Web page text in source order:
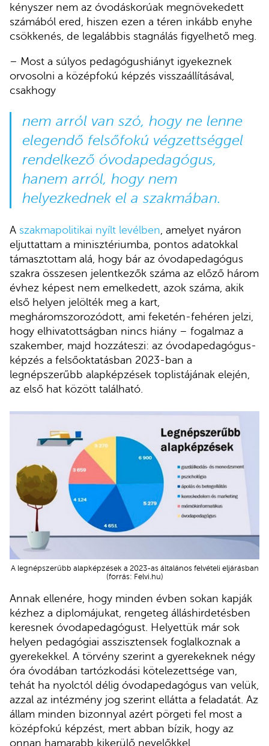
kényszer nem az óvodáskorúak megnövekedett
számából ered, hiszen ezen a téren inkább enyhe
csökkenés, de legalábbis stagnálás figyelhető meg.
– Most a súlyos pedagógushiányt igyekeznek
orvosolni a középfokú képzés visszaállításával,
csakhogy
nem arról van szó, hogy ne lenne
elegendő felsőfokú végzettséggel
rendelkező óvodapedagógus,
hanem arról, hogy nem
helyezkednek el a szakmában.
A szakmapolitikai nyílt levélben , amelyet nyáron
eljuttattam a minisztériumba, pontos adatokkal
támasztottam alá, hogy bár az óvodapedagógus
szakra összesen jelentkezők száma az előző három
évhez képest nem emelkedett, azok száma, akik
első helyen jelölték meg a kart,
megháromszorozódott, ami feketén-fehéren jelzi,
hogy elhivatottságban nincs hiány – fogalmaz a
szakember, majd hozzáteszi: az óvodapedagógus-
képzés a felsőoktatásban 2023-ban a
legnépszerűbb alapképzések toplistájának elején,
az első hat között található.
A legnépszerűbb alapképzések a 2023-as általános felvételi eljárásban
(forrás: Felvi.hu)
Annak ellenére, hogy minden évben sokan kapják
kézhez a diplomájukat, rengeteg álláshirdetésben
keresnek óvodapedagógust. Helyettük már sok
helyen pedagógiai asszisztensek foglalkoznak a
gyerekekkel. A törvény szerint a gyerekeknek négy
óra óvodában tartózkodási kötelezettsége van,
tehát ha nyolctól délig óvodapedagógus van velük,
azzal az intézmény jog szerint ellátta a feladatát. Az
állam minden bizonnyal azért pörgeti fel most a
középfokú képzést, mert abban bízik, hogy az
onnan hamarabb kikerülő nevelőkkel